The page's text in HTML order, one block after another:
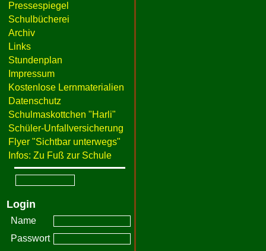
Pressespiegel
Schulbücherei
Archiv
Links
Stundenplan
Impressum
Kostenlose Lernmaterialien
Datenschutz
Schulmaskottchen "Harli"
Schüler-Unfallversicherung
Flyer "Sichtbar unterwegs"
Infos: Zu Fuß zur Schule
Login
Name
Passwort